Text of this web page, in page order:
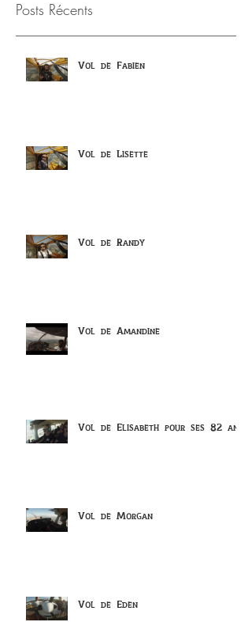
Posts Récents
Vol de Fabien
Vol de Lisette
Vol de Randy
Vol de Amandine
Vol de Elisabeth pour ses 82 ans
Vol de Morgan
Vol de Eden